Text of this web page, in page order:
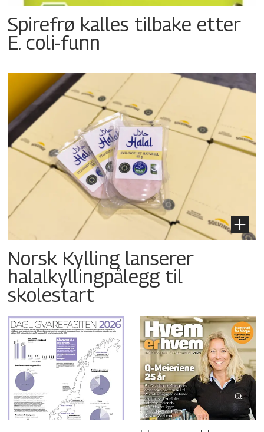
Spirefrø kalles tilbake etter
E. coli-funn
Norsk Kylling lanserer
halalkyllingpålegg til
skolestart